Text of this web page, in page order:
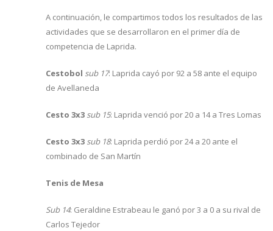
A continuación, le compartimos todos los resultados de las
actividades que se desarrollaron en el primer día de
competencia de Laprida.
Cestobol sub 17: Laprida cayó por 92 a 58 ante el equipo
de Avellaneda
Cesto 3x3 sub 15: Laprida venció por 20 a 14 a Tres Lomas
Cesto 3x3 sub 18: Laprida perdió por 24 a 20 ante el
combinado de San Martín
Tenis de Mesa
Sub 14: Geraldine Estrabeau le ganó por 3 a 0 a su rival de
Carlos Tejedor